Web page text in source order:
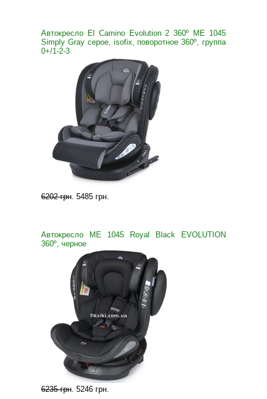
Автокресло El Camino Evolution 2 360º ME 1045
Simply Gray серое, isofix, поворотное 360º, группа
0+/1-2-3
6202 грн. 5485 грн.
Автокресло ME 1045 Royal Black EVOLUTION
360º, черное
6235 грн. 5246 грн.